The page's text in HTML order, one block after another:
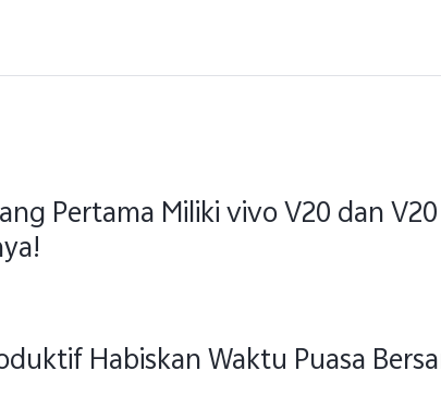
Pertama Miliki vivo V20 dan
Habiskan Waktu Puasa